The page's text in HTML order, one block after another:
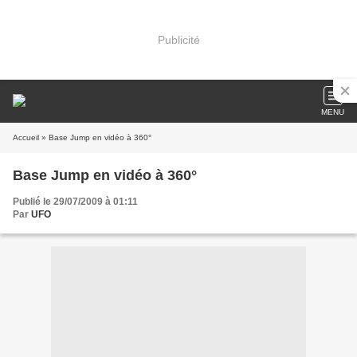
Publicité
MENU
Accueil » Base Jump en vidéo à 360°
Base Jump en vidéo à 360°
Publié le 29/07/2009 à 01:11
Par UFO